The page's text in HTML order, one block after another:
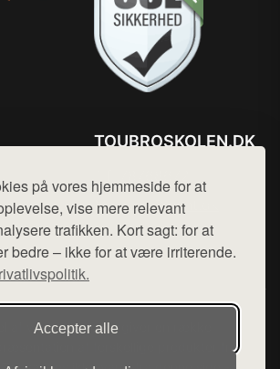
på vores hjemmeside for at
vise mere relevant
trafikken. Kort sagt: for at
bedre – ikke for at være irriterende.
Accepter alle
TOUBROSKOLEN.DK
Mail: hej@want.dk
Cookie- og privatlivspolitik
af want.dk, der udgiver en række
af forskellige produkter fra